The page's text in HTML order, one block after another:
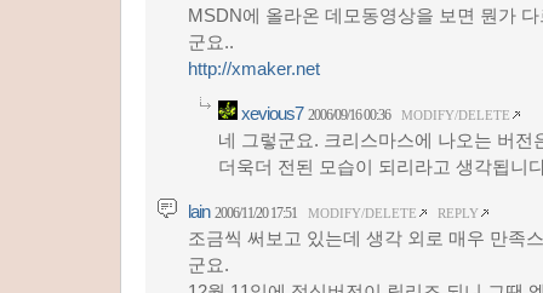
MSDN에 올라온 데모동영상을 보면 뭔가
군요..
http://xmaker.net
xevious7 2006/09/16 00:36 MODIFY/DELETE
네 그렇군요. 크리스마스에 나오는 버전
더욱더 전된 모습이 되리라고 생각됩니
lain 2006/11/20 17:51 MODIFY/DELETE REPLY
조금씩 써보고 있는데 생각 외로 매우 만족
군요.